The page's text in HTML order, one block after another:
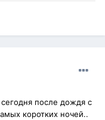
после дождя с
коротких ночей..